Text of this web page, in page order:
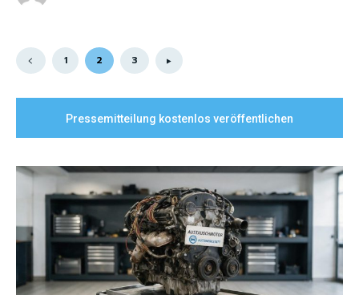
1 2 3
Pressemitteilung kostenlos veröffentlichen